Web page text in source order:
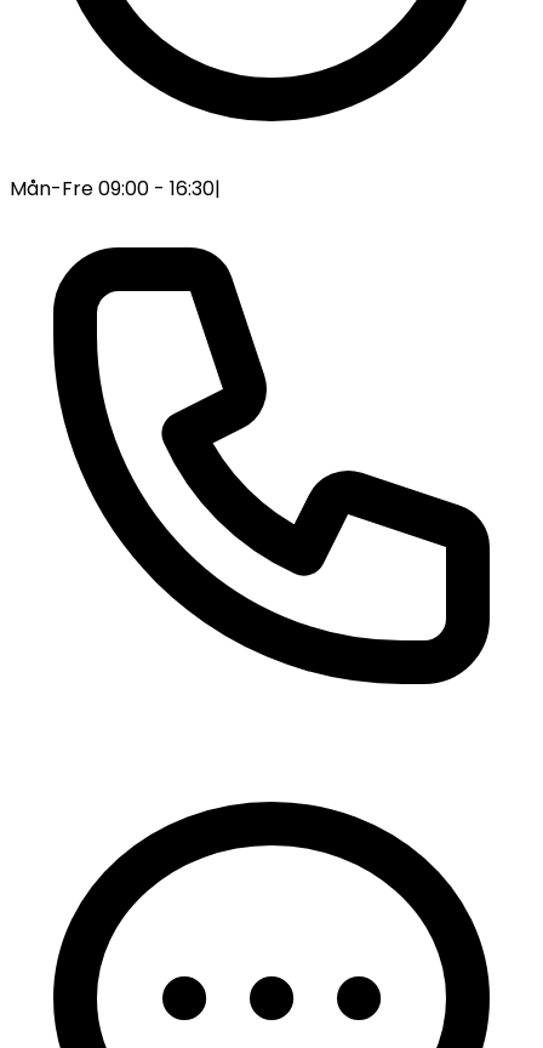
Mån-Fre 09:00 - 16:30|